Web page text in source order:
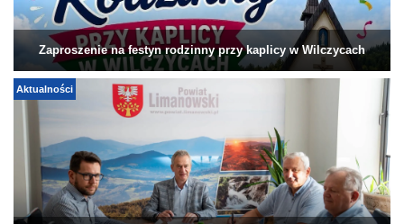
Zaproszenie na festyn rodzinny przy kaplicy w Wilczycach
Aktualności